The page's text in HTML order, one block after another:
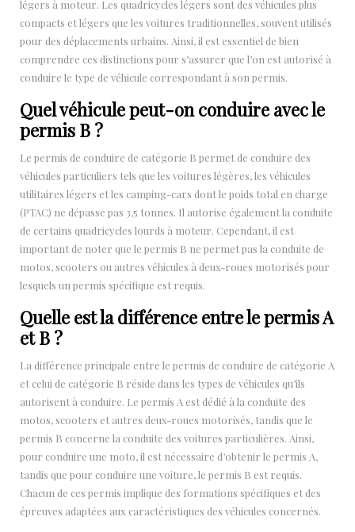
légers à moteur. Les quadricycles légers sont des véhicules plus
compacts et légers que les voitures traditionnelles, souvent utilisés
pour des déplacements urbains. Ainsi, il est essentiel de bien
comprendre ces distinctions pour s’assurer que l’on est autorisé à
conduire le type de véhicule correspondant à son permis.
Quel véhicule peut-on conduire avec le
permis B ?
Le permis de conduire de catégorie B permet de conduire des
véhicules particuliers tels que les voitures légères, les véhicules
utilitaires légers et les camping-cars dont le poids total en charge
(PTAC) ne dépasse pas 3,5 tonnes. Il autorise également la conduite
de certains quadricycles lourds à moteur. Cependant, il est
important de noter que le permis B ne permet pas la conduite de
motos, scooters ou autres véhicules à deux-roues motorisés pour
lesquels un permis spécifique est requis.
Quelle est la différence entre le permis A
et B ?
La différence principale entre le permis de conduire de catégorie A
et celui de catégorie B réside dans les types de véhicules qu’ils
autorisent à conduire. Le permis A est dédié à la conduite des
motos, scooters et autres deux-roues motorisés, tandis que le
permis B concerne la conduite des voitures particulières. Ainsi,
pour conduire une moto, il est nécessaire d’obtenir le permis A,
tandis que pour conduire une voiture, le permis B est requis.
Chacun de ces permis implique des formations spécifiques et des
épreuves adaptées aux caractéristiques des véhicules concernés.